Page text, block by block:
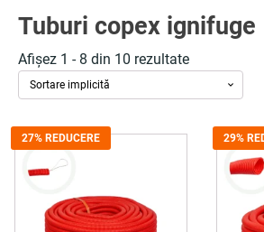
Tuburi copex ignifuge
Afișez 1 - 8 din 10 rezultate
27% REDUCERE 29%